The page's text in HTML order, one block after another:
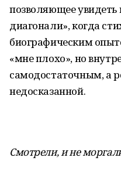
позволяющее увидеть
диагонали», когда
биографическим
«мне плохо», но
самодостаточным, а
недосказанной.
Смотрели, и не